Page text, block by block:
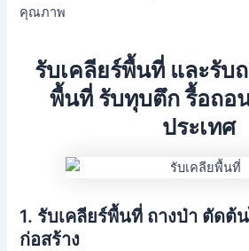
คุณภาพ
รับเคลียร์พื้นที่ และรับ
พื้นที่ รับทุบตึก รื้อถอ
ประเทศ
1. รับเคลียร์พื้นที่ ถางป่า ตัดต้
ก่อสร้าง